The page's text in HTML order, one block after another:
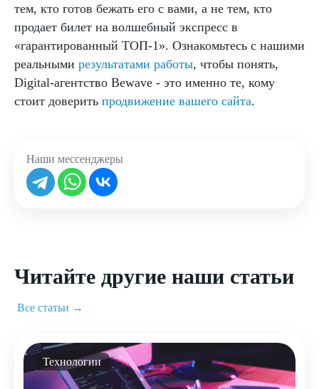
тем, кто готов бежать его с вами, а не тем, кто
продает билет на волшебный экспресс в
«гарантированный ТОП-1». Ознакомьтесь с нашими
реальными результатами работы, чтобы понять,
Digital-агентство Bewave - это именно те, кому
стоит доверить продвижение вашего сайта.
Наши мессенджеры
Читайте другие наши статьи
Все статьи →
Технологии